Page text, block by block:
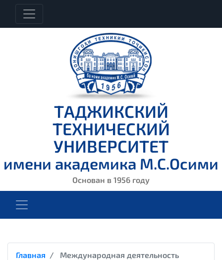
ТАДЖИКСКИЙ
ТЕХНИЧЕСКИЙ
УНИВЕРСИТЕТ
имени академика М.С.Осими
Основан в 1956 году
Главная
Международная деятельность